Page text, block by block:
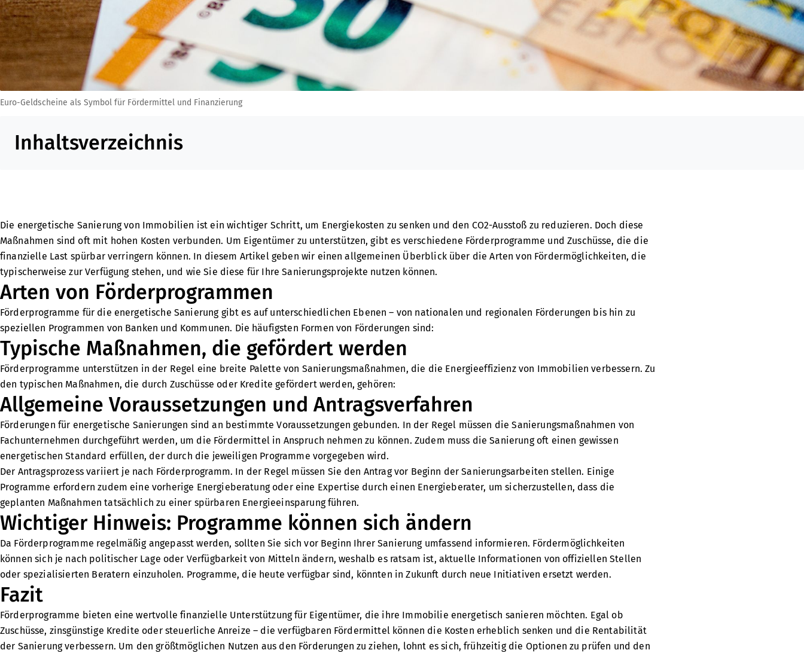
Euro-Geldscheine als Symbol für Fördermittel und Finanzierung
Inhaltsverzeichnis
Die energetische Sanierung von Immobilien ist ein wichtiger Schritt, um Energiekosten zu senken und den CO2-Ausstoß zu reduzieren. Doch diese
Maßnahmen sind oft mit hohen Kosten verbunden. Um Eigentümer zu unterstützen, gibt es verschiedene Förderprogramme und Zuschüsse, die die
finanzielle Last spürbar verringern können. In diesem Artikel geben wir einen allgemeinen Überblick über die Arten von Fördermöglichkeiten, die
typischerweise zur Verfügung stehen, und wie Sie diese für Ihre Sanierungsprojekte nutzen können.
Arten von Förderprogrammen
Förderprogramme für die energetische Sanierung gibt es auf unterschiedlichen Ebenen – von nationalen und regionalen Förderungen bis hin zu
speziellen Programmen von Banken und Kommunen. Die häufigsten Formen von Förderungen sind:
Typische Maßnahmen, die gefördert werden
Förderprogramme unterstützen in der Regel eine breite Palette von Sanierungsmaßnahmen, die die Energieeffizienz von Immobilien verbessern. Zu
den typischen Maßnahmen, die durch Zuschüsse oder Kredite gefördert werden, gehören:
Allgemeine Voraussetzungen und Antragsverfahren
Förderungen für energetische Sanierungen sind an bestimmte Voraussetzungen gebunden. In der Regel müssen die Sanierungsmaßnahmen von
Fachunternehmen durchgeführt werden, um die Fördermittel in Anspruch nehmen zu können. Zudem muss die Sanierung oft einen gewissen
energetischen Standard erfüllen, der durch die jeweiligen Programme vorgegeben wird.
Der Antragsprozess variiert je nach Förderprogramm. In der Regel müssen Sie den Antrag vor Beginn der Sanierungsarbeiten stellen. Einige
Programme erfordern zudem eine vorherige Energieberatung oder eine Expertise durch einen Energieberater, um sicherzustellen, dass die
geplanten Maßnahmen tatsächlich zu einer spürbaren Energieeinsparung führen.
Wichtiger Hinweis: Programme können sich ändern
Da Förderprogramme regelmäßig angepasst werden, sollten Sie sich vor Beginn Ihrer Sanierung umfassend informieren. Fördermöglichkeiten
können sich je nach politischer Lage oder Verfügbarkeit von Mitteln ändern, weshalb es ratsam ist, aktuelle Informationen von offiziellen Stellen
oder spezialisierten Beratern einzuholen. Programme, die heute verfügbar sind, könnten in Zukunft durch neue Initiativen ersetzt werden.
Fazit
Förderprogramme bieten eine wertvolle finanzielle Unterstützung für Eigentümer, die ihre Immobilie energetisch sanieren möchten. Egal ob
Zuschüsse, zinsgünstige Kredite oder steuerliche Anreize – die verfügbaren Fördermittel können die Kosten erheblich senken und die Rentabilität
der Sanierung verbessern. Um den größtmöglichen Nutzen aus den Förderungen zu ziehen, lohnt es sich, frühzeitig die Optionen zu prüfen und den